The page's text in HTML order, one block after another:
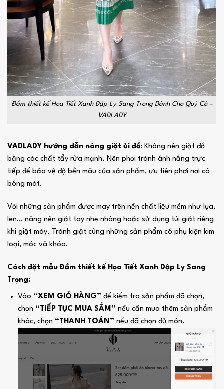
Đầm thiết kế Họa Tiết Xanh Dập Ly Sang Trọng Dành Cho Quý Cô –
VADLADY
VADLADY hướng dẫn nàng giặt ủi đồ: Không nên giặt đồ
bằng các chất tẩy rửa mạnh. Nên phơi tránh ánh nắng trực
tiếp để bảo vệ độ bền màu của sản phẩm, ưu tiên phơi nơi có
bóng mát.
Với những sản phẩm được may trên nền chất liệu mềm như lụa,
len… nàng nên giặt tay nhẹ nhàng hoặc sử dụng túi giặt riêng
khi giặt máy. Tránh giặt cùng những sản phẩm có phụ kiện kim
loại, móc và khóa.
Cách đặt mẫu Đầm thiết kế Họa Tiết Xanh Dập Ly Sang
Trọng:
Vào “XEM GIỎ HÀNG” để kiểm tra sản phẩm đã chọn,
chọn “TIẾP TỤC MUA SẮM” nếu cần mua thêm sản phẩm
khác, chọn “THANH TOÁN” nếu đã chọn đủ món.